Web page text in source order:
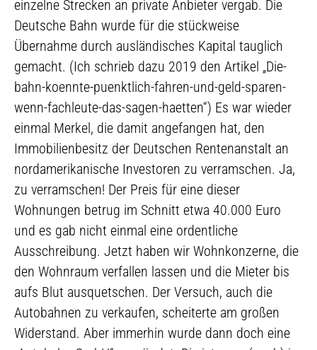
einzelne Strecken an private Anbieter vergab. Die
Deutsche Bahn wurde für die stückweise
Übernahme durch ausländisches Kapital tauglich
gemacht. (Ich schrieb dazu 2019 den Artikel „Die-
bahn-koennte-puenktlich-fahren-und-geld-sparen-
wenn-fachleute-das-sagen-haetten“) Es war wieder
einmal Merkel, die damit angefangen hat, den
Immobilienbesitz der Deutschen Rentenanstalt an
nordamerikanische Investoren zu verramschen. Ja,
zu verramschen! Der Preis für eine dieser
Wohnungen betrug im Schnitt etwa 40.000 Euro
und es gab nicht einmal eine ordentliche
Ausschreibung. Jetzt haben wir Wohnkonzerne, die
den Wohnraum verfallen lassen und die Mieter bis
aufs Blut ausquetschen. Der Versuch, auch die
Autobahnen zu verkaufen, scheiterte am großen
Widerstand. Aber immerhin wurde dann doch eine